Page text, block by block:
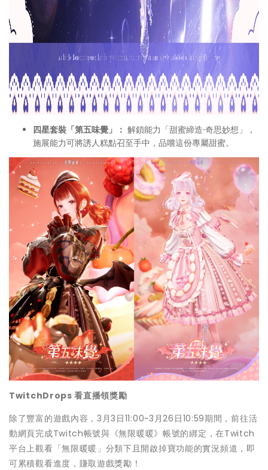
四星套裝「第五味覺」： 解鎖能力「甜蜜締造·奇思妙想」，
施展能力可將誘人糕點召至手中，品嚐這份專屬甜蜜。
TwitchDrops 看直播領獎勵
除了豐富的遊戲內容，3月3日11:00~3月26日10:59期間，前往活
動網頁完成Twitch帳號與《無限暖暖》帳號的綁定，在Twitch
平台上觀看「無限暖暖」分類下且開啟掉寶功能的實況頻道，即
可累積觀看進度，賺取遊戲獎勵！